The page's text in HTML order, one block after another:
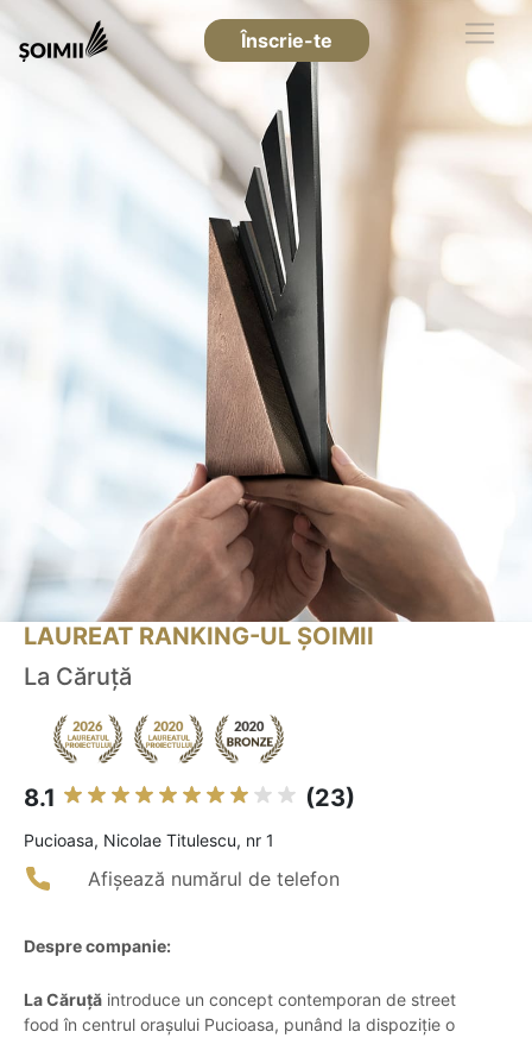
Înscrie-te
LAUREAT RANKING-UL ȘOIMII
La Căruță
8.1 (23)
Pucioasa, Nicolae Titulescu, nr 1
Afișează numărul de telefon
Despre companie:
La Căruță introduce un concept contemporan de street
food în centrul orașului Pucioasa, punând la dispoziție o